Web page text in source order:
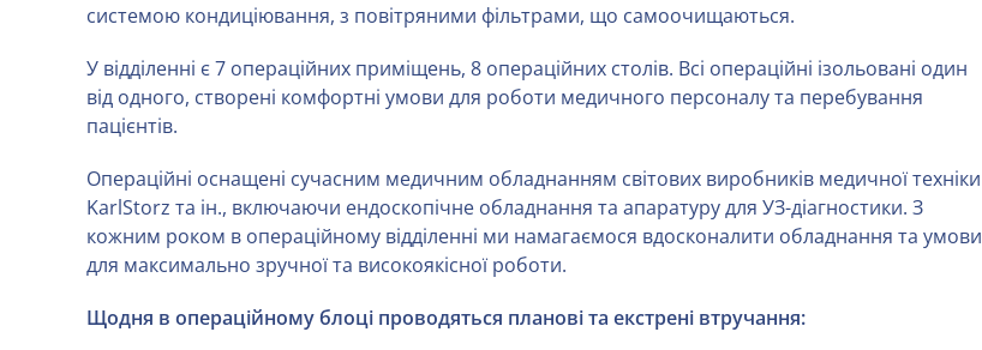
системою кондиціювання, з повітряними фільтрами, що самоочищаються.
У відділенні є 7 операційних приміщень, 8 операційних столів. Всі операційні ізольовані один
від одного, створені комфортні умови для роботи медичного персоналу та перебування
пацієнтів.
Операційні оснащені сучасним медичним обладнанням світових виробників медичної техніки
KarlStorz та ін., включаючи ендоскопічне обладнання та апаратуру для УЗ-діагностики. З
кожним роком в операційному відділенні ми намагаємося вдосконалити обладнання та умови
для максимально зручної та високоякісної роботи.
Щодня в операційному блоці проводяться планові та екстрені втручання: